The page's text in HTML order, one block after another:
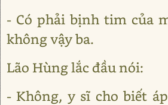
- Có phải bịnh tim của
không vậy ba.
Lão Hùng lắc đầu nói:
- Không, y sĩ cho biết